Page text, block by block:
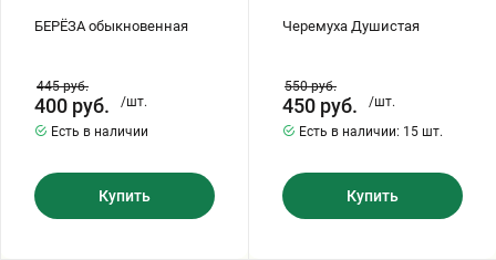
БЕРЁЗА обыкновенная
445руб.
400 руб.
/шт.
Есть в наличии
Купить
Черемуха Душистая
550руб.
450 руб.
/шт.
Есть в наличии: 15 шт.
Купить